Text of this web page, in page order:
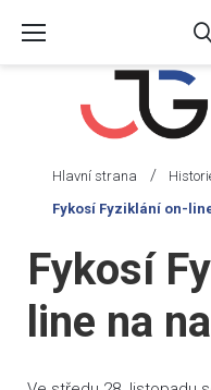
Hlavní strana /
Fykosí Fyziklání on-
Fykosí
line na